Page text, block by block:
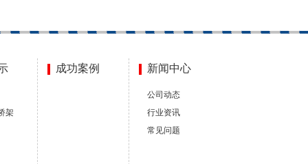
架
成功案例 新闻中心
公司动态
行业资讯
常见问题